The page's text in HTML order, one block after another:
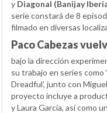
y Diagonal (Banijay
serie constará de 8
filmado en diversas
Paco Cabezas
bajo la dirección
su trabajo en series como
Dreadful’, junto con
proyecto incluye a
y Laura García, así como